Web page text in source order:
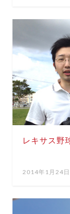
レキサス野
2014年1月24日